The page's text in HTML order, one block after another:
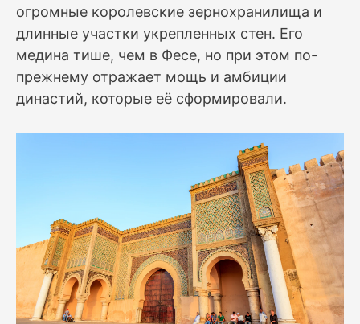
огромные королевские зернохранилища и
длинные участки укрепленных стен. Его
медина тише, чем в Фесе, но при этом по-
прежнему отражает мощь и амбиции
династий, которые её сформировали.